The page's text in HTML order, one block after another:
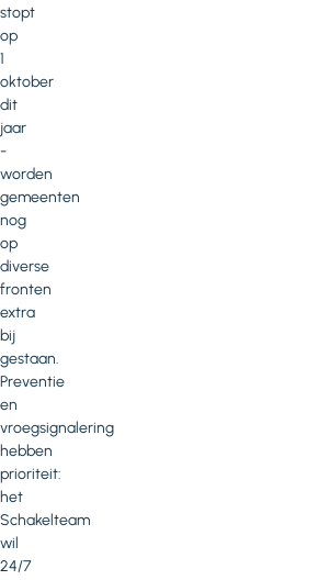
stopt
op
1
oktober
dit
jaar
-
worden
gemeenten
nog
op
diverse
fronten
extra
bij
gestaan.
Preventie
en
vroegsignalering
hebben
prioriteit:
het
Schakelteam
wil
24/7